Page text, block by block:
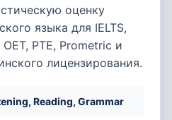
оценку
языка для IELTS,
OET, PTE, Prometric и
лицензирования.
Reading, Grammar
Kuwait